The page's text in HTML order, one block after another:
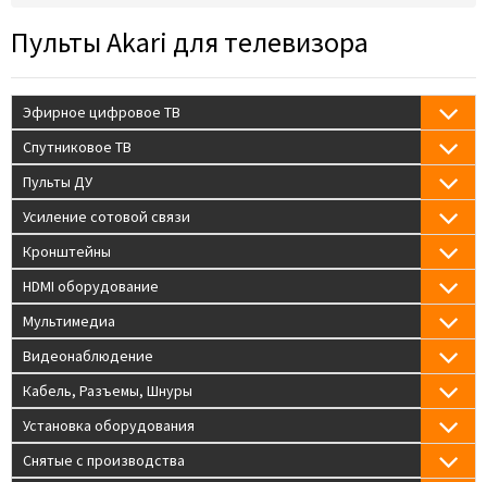
Пульты Akari для телевизора
Эфирное цифровое ТВ
Спутниковое ТВ
Пульты ДУ
Усиление сотовой связи
Кронштейны
HDMI оборудование
Мультимедиа
Видеонаблюдение
Кабель, Разъемы, Шнуры
Установка оборудования
Снятые с производства